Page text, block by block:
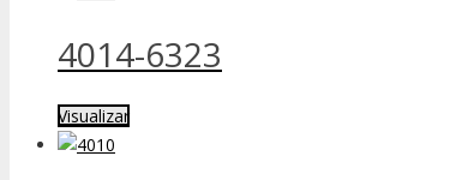
4014-6323
Visualizar